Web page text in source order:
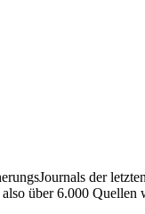
der
über 6.000